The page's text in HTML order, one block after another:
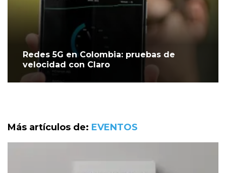
Redes 5G en Colombia: pruebas de
velocidad con Claro
Más artículos de: EVENTOS